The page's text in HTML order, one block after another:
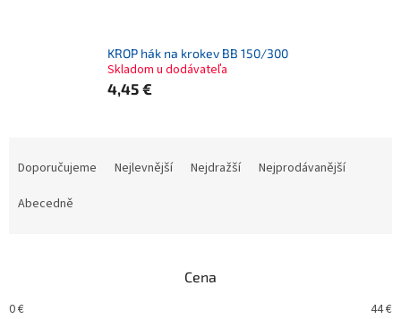
KROP hák na krokev BB 150/300
Skladom u dodávateľa
4,45 €
o
Doporučujeme Nejlevnější Nejdražší
Nejprodávanější
Abecedně
Cena
0€ 44€